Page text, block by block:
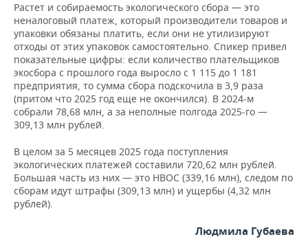
Растет и собираемость экологического сбора — это
неналоговый платеж, который производители товаров и
упаковки обязаны платить, если они не утилизируют
отходы от этих упаковок самостоятельно. Спикер привел
показательные цифры: если количество плательщиков
экосбора с прошлого года выросло с 1 115 до 1 181
предприятия, то сумма сбора подскочила в 3,9 раза
(притом что 2025 год еще не окончился). В 2024-м
собрали 78,68 млн, а за неполные полгода 2025-го —
309,13 млн рублей.
В целом за 5 месяцев 2025 года поступления
экологических платежей составили 720,62 млн рублей.
Большая часть из них — это НВОС (339,16 млн), следом по
сборам идут штрафы (309,13 млн) и ущербы (4,32 млн
рублей).
Людмила Губаева